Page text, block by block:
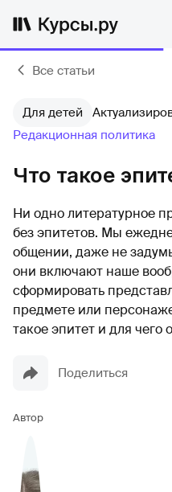
Все статьи
Для детей
Редакционная политика
Что такое
Ни одно литературное
без эпитетов. Мы
общении, даже не
они включают наше
сформировать
предмете или
такое эпитет и для чего
Поделиться
Автор